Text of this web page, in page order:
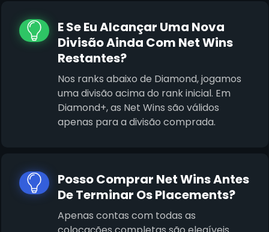
E Se Eu Alcançar Uma Nova
Divisão Ainda Com Net Wins
Restantes?
Nos ranks abaixo de Diamond, jogamos
uma divisão acima do rank inicial. Em
Diamond+, as Net Wins são válidos
apenas para a divisão comprada.
Posso Comprar Net Wins Antes
De Terminar Os Placements?
Apenas contas com todas as